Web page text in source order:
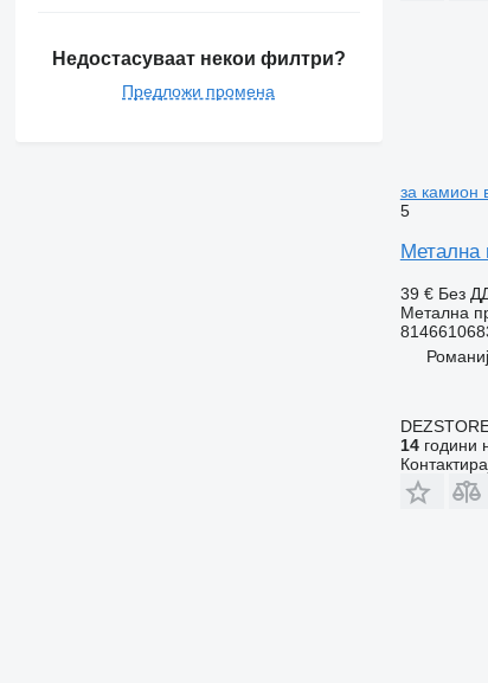
Недостасуваат некои филтри?
Предложи промена
за камион
5
Метална
39 € Без
Метална
14години